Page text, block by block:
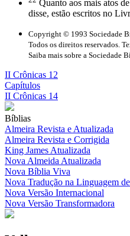
Quanto aos mais atos
disse, estão escritos no
Copyright © 1993 Sociedade
Todos os direitos reservados.
Saiba mais sobre a Sociedade
II Crônicas 12
Capítulos
II Crônicas 14
Bíblias
Almeira Revista e Atualizada
Almeira Revista e Corrigida
King James Atualizada
Nova Almeida Atualizada
Nova Bíblia Viva
Nova Tradução na Linguagem
Nova Versão Internacional
Nova Versão Transformadora